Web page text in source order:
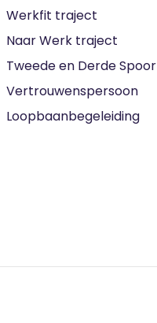
Werkfit traject
Naar Werk traject
Tweede en Derde Spoor
Vertrouwenspersoon
Loopbaanbegeleiding